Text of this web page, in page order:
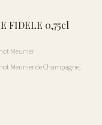
FIDELE 0,75cl
Meunier
Meunier de Champagne,